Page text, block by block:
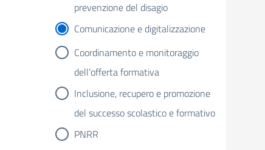
prevenzione del disagio
Comunicazione e digitalizzazione
Coordinamento e monitoraggio
dell’offerta formativa
Inclusione, recupero e promozione
del successo scolastico e formativo
PNRR